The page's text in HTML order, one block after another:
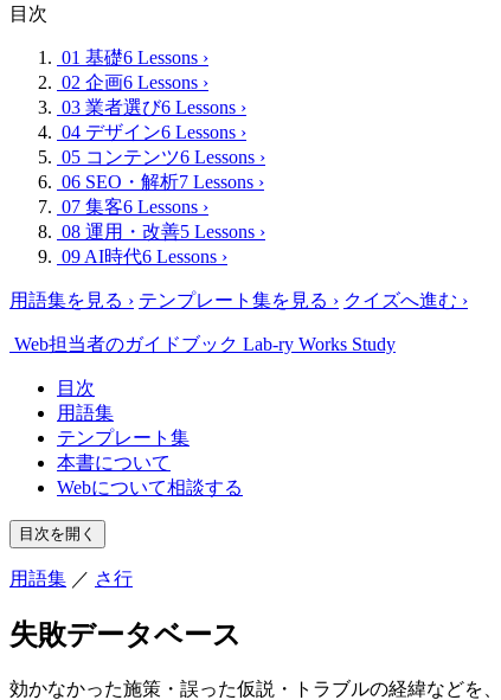
目次
01 基礎6 Lessons ›
02 企画6 Lessons ›
03 業者選び6 Lessons ›
04 デザイン6 Lessons ›
05 コンテンツ6 Lessons ›
06 SEO・解析7 Lessons ›
07 集客6 Lessons ›
08 運用・改善5 Lessons ›
09 AI時代6 Lessons ›
用語集を見る › テンプレート集を見る › クイズへ進む ›
Web担当者のガイドブック Lab-ry Works Study
目次
用語集
テンプレート集
本書について
Webについて相談する
目次を開く
用語集 ／ さ行
失敗データベース
効かなかった施策・誤った仮説・トラブルの経緯などを、